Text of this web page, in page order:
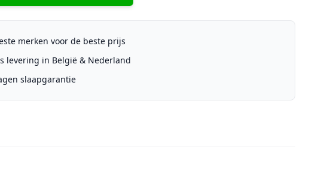
merken voor de beste prijs
levering in België & Nederland
slaapgarantie